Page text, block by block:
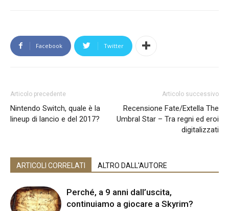
Facebook Twitter
Articolo precedente
Nintendo Switch, quale è la
lineup di lancio e del 2017?
Articolo successivo
Recensione Fate/Extella The
Umbral Star – Tra regni ed eroi
digitalizzati
ARTICOLI CORRELATI ALTRO DALL'AUTORE
Perché, a 9 anni dall’uscita,
continuiamo a giocare a Skyrim?